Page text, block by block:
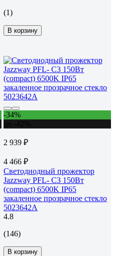
(1)
В корзину
-34%
2 939 ₽
4 466 ₽
Светодиодный прожектор
Jazzway PFL- C3 150Вт
(compact) 6500K IP65
закаленное прозрачное стекло
5023642A
4.8
(146)
В корзину